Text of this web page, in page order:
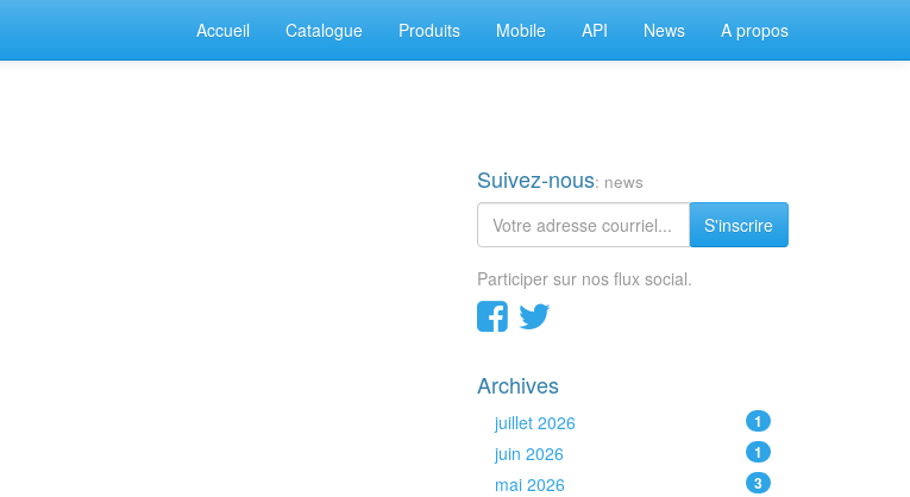
Accueil Catalogue Produits Mobile API News A propos
Suivez-nous: news
S'inscrire
Participer sur nos flux social.
Archives
juillet 2026 1
juin 2026 1
mai 2026 3